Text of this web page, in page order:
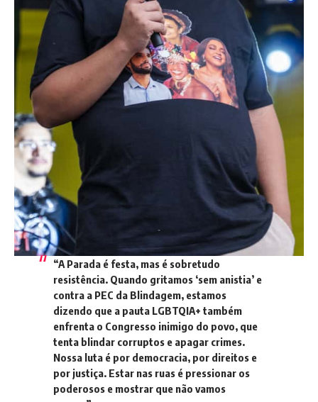
“A Parada é festa, mas é sobretudo
resistência. Quando gritamos ‘sem anistia’ e
contra a PEC da Blindagem, estamos
dizendo que a pauta LGBTQIA+ também
enfrenta o Congresso inimigo do povo, que
tenta blindar corruptos e apagar crimes.
Nossa luta é por democracia, por direitos e
por justiça. Estar nas ruas é pressionar os
poderosos e mostrar que não vamos